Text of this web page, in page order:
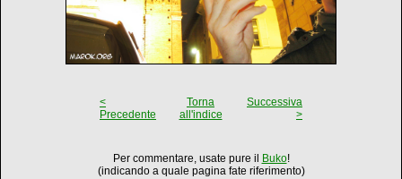
<
Precedente
Torna
all'indice
Successiva
>
Per commentare, usate pure il Buko!
(indicando a quale pagina fate riferimento)